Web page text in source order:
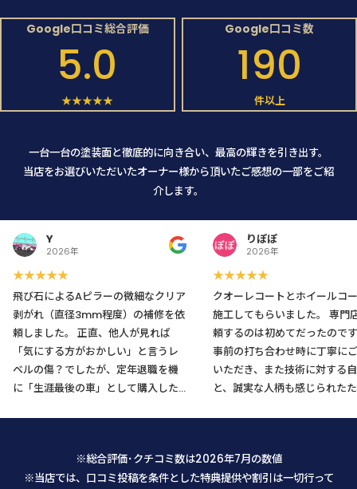
Google口コミ総合評価
5.0
★★★★★
Google口コミ数
190
件以上
一台一台の塗装面と徹底的に向き合い、最高の輝きを引き出す。
当店をお選びいただいたオーナー様から頂いたご感想の一部をご紹
介します。
Y
2026年
★★★★★
飛び石によるAピラーの微細なクリア
剥がれ（直径3mm程度）の補修を依
頼しました。 正直、他人が見れば
「気にする方がおかしい」と言うレ
ベルの傷？でしたが、定年退職を機
に「生涯最後の車」として購入した
い内容にもかかわらず代表の馬場さ
んから迅速かつ丁寧な返信を頂戴
りぽぽ
2026年
★★★★★
クオーレコートとホイールコ
施工してもらいました。 専門店に依
頼するのは初めてだったので
事前の打ち合わせ時に丁寧に
いただき、また技術に対する
と、誠実な人柄も感じられた
の乗車が楽しくなりそうです。
※総合評価･クチコミ数は2026年7月の数値
※当店では、口コミ投稿を条件とした特典提供や割引は一切行って